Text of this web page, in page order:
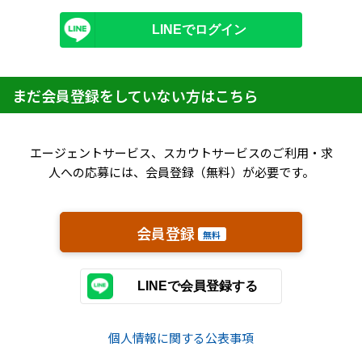
LINEでログイン
まだ会員登録をしていない方はこちら
エージェントサービス、スカウトサービスのご利用・求
人への応募には、会員登録（無料）が必要です。
会員登録 無料
LINEで会員登録する
個人情報に​関する​公表事項
IT・Web制作スキルを身につける就労移行支援サービス
ソーシャルファームサービス
ご利用ガイド
法人向けページ